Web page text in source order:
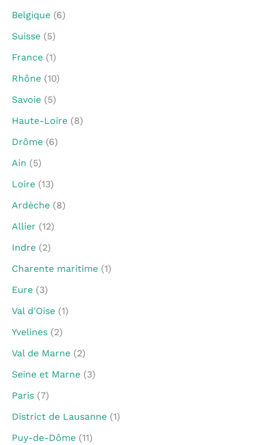
Belgique (6)
Suisse (5)
France (1)
Rhône (10)
Savoie (5)
Haute-Loire (8)
Drôme (6)
Ain (5)
Loire (13)
Ardèche (8)
Allier (12)
Indre (2)
Charente maritime (1)
Eure (3)
Val d'Oise (1)
Yvelines (2)
Val de Marne (2)
Seine et Marne (3)
Paris (7)
District de Lausanne (1)
Puy-de-Dôme (11)